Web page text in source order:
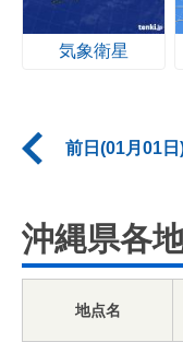
気象衛星
前日(01月01日
沖縄県各
地点名